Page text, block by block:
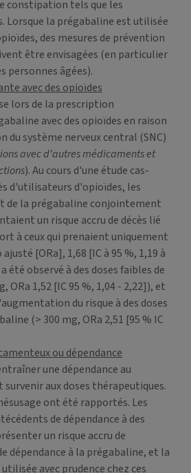
constipation tels que les
Lorsque la prégabaline est utilisée
des mesures de prévention
être envisagées (en particulier
personnes âgées).
avec des opioïdes
lors de la prescription
avec des opioïdes en raison
du système nerveux central (SNC)
avec d'autres médicaments et
). Au cours d'une étude cas-
d'utilisateurs d'opioïdes, les
de la prégabaline conjointement
un risque accru de décès lié
à ceux qui prenaient uniquement
[ORa], 1,68 [IC à 95 %, 1,19 à
été observé à des doses faibles de
ORa 1,52 [IC 95 %, 1,04 - 2,22]), et
du risque à des doses
(> 300 mg, ORa 2,51 [95 % IC
ou dépendance
une dépendance au
aux doses thérapeutiques.
ont été rapportés. Les
de dépendance à des
un risque accru de
dépendance à la prégabaline, et la
avec prudence chez ces